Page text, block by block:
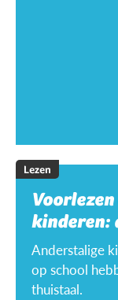
Lezen
kinderen:
Anderstalige
op school
thuistaal.